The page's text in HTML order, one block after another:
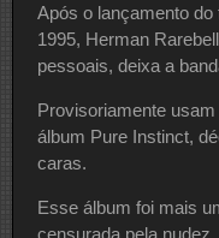
Após o lançamento
1995, Herman
pessoais, deixa a
Provisoriamente
álbum Pure Instinct,
caras.
Esse álbum foi mais
censurada pela